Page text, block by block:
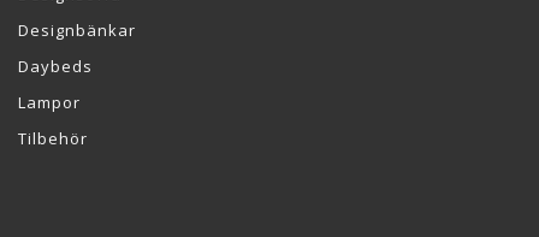
Designbänkar
Daybeds
Lampor
Tilbehör